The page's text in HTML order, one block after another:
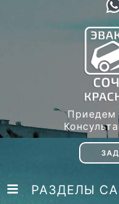
Приедем
РАЗДЕЛЫ